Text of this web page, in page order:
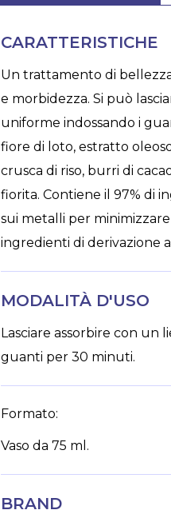
CARATTERISTICHE
Un trattamento di
e morbidezza. Si può
uniforme indossando i
fiore di loto, estratto
crusca di riso, burri di
fiorita. Contiene il 97% di
sui metalli per
ingredienti di derivazione
MODALITÀ D'USO
Lasciare assorbire con un
guanti per 30 minuti.
Formato:
Vaso da 75 ml.
BRAND